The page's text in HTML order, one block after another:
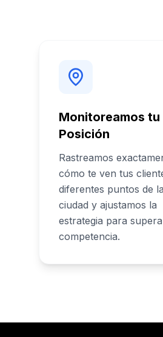
Monitoreamos tu
Posición
Rastreamos
cómo te ven tus
diferentes puntos de la
ciudad y ajustamos la
estrategia para
competencia.